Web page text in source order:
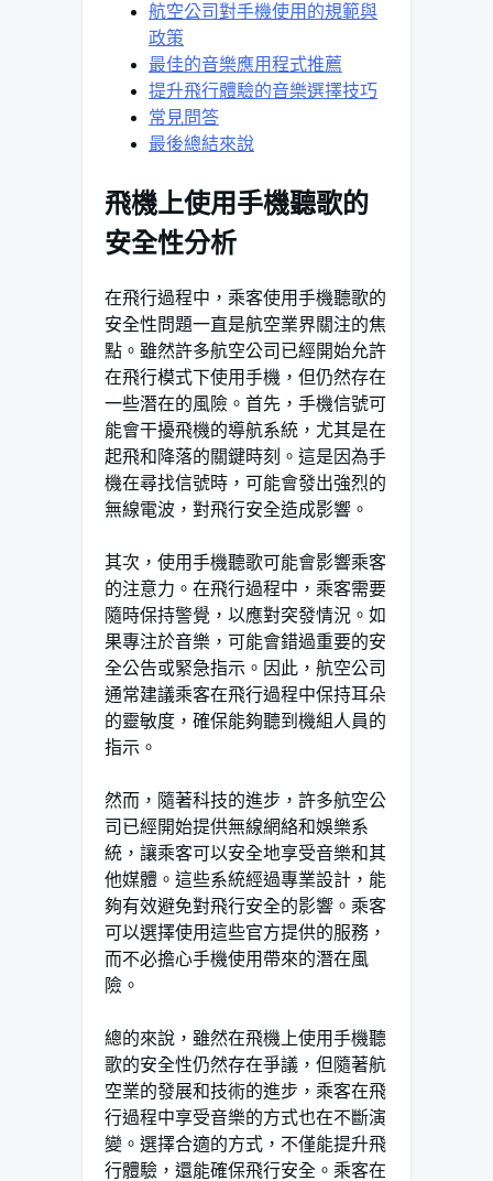
航空公司對手機使用的規範與
政策
最佳的音樂應用程式推薦
提升飛行體驗的音樂選擇技巧
常見問答
最後總結來說
飛機上使用手機聽歌的
安全性分析
在飛行過程中，乘客使用手機聽歌的
安全性問題一直是航空業界關注的焦
點。雖然許多航空公司已經開始允許
在飛行模式下使用手機，但仍然存在
一些潛在的風險。首先，手機信號可
能會干擾飛機的導航系統，尤其是在
起飛和降落的關鍵時刻。這是因為手
機在尋找信號時，可能會發出強烈的
無線電波，對飛行安全造成影響。
其次，使用手機聽歌可能會影響乘客
的注意力。在飛行過程中，乘客需要
隨時保持警覺，以應對突發情況。如
果專注於音樂，可能會錯過重要的安
全公告或緊急指示。因此，航空公司
通常建議乘客在飛行過程中保持耳朵
的靈敏度，確保能夠聽到機組人員的
指示。
然而，隨著科技的進步，許多航空公
司已經開始提供無線網絡和娛樂系
統，讓乘客可以安全地享受音樂和其
他媒體。這些系統經過專業設計，能
夠有效避免對飛行安全的影響。乘客
可以選擇使用這些官方提供的服務，
而不必擔心手機使用帶來的潛在風
險。
總的來說，雖然在飛機上使用手機聽
歌的安全性仍然存在爭議，但隨著航
空業的發展和技術的進步，乘客在飛
行過程中享受音樂的方式也在不斷演
變。選擇合適的方式，不僅能提升飛
行體驗，還能確保飛行安全。乘客在